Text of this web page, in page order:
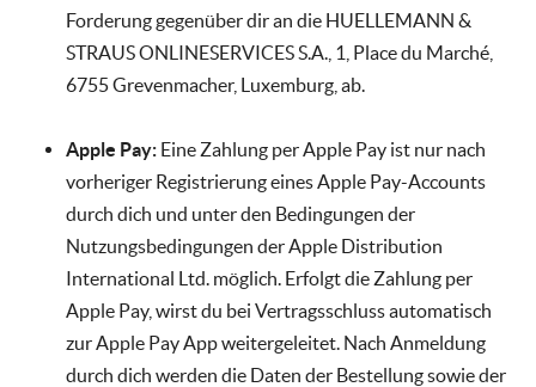
Forderung gegenüber dir an die HUELLEMANN &
STRAUS ONLINESERVICES S.A., 1, Place du Marché,
6755 Grevenmacher, Luxemburg, ab.
Apple Pay: Eine Zahlung per Apple Pay ist nur nach
vorheriger Registrierung eines Apple Pay-Accounts
durch dich und unter den Bedingungen der
Nutzungsbedingungen der Apple Distribution
International Ltd. möglich. Erfolgt die Zahlung per
Apple Pay, wirst du bei Vertragsschluss automatisch
zur Apple Pay App weitergeleitet. Nach Anmeldung
durch dich werden die Daten der Bestellung sowie der